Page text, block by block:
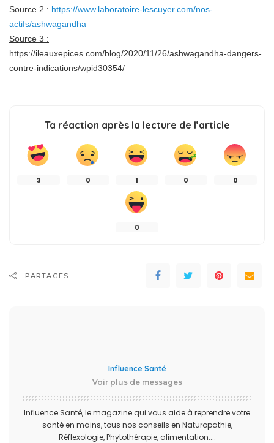
Source 2 : https://www.laboratoire-lescuyer.com/nos-
actifs/ashwagandha
Source 3 :
https://ileauxepices.com/blog/2020/11/26/ashwagandha-dangers-
contre-indications/wpid30354/
Ta réaction après la lecture de l’article
3 0 1 0 0
0
PARTAGES
Influence Santé
Voir plus de messages
Influence Santé, le magazine qui vous aide à reprendre votre
santé en mains, tous nos conseils en Naturopathie,
Réflexologie, Phytothérapie, alimentation....